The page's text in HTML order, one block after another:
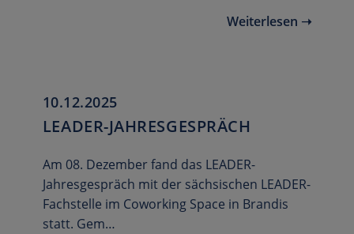
Weiterlesen ➝
10.12.2025
LEADER-JAHRESGESPRÄCH
Am 08. Dezember fand das LEADER-
Jahresgespräch mit der sächsischen LEADER-
Fachstelle im Coworking Space in Brandis
statt. Gem…